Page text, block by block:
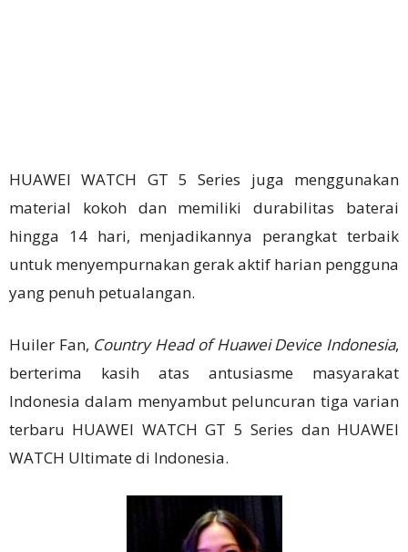
HUAWEI WATCH GT 5 Series juga menggunakan
material kokoh dan memiliki durabilitas baterai
hingga 14 hari, menjadikannya perangkat terbaik
untuk menyempurnakan gerak aktif harian pengguna
yang penuh petualangan.
Huiler Fan, Country Head of Huawei Device Indonesia,
berterima kasih atas antusiasme masyarakat
Indonesia dalam menyambut peluncuran tiga varian
terbaru HUAWEI WATCH GT 5 Series dan HUAWEI
WATCH Ultimate di Indonesia.